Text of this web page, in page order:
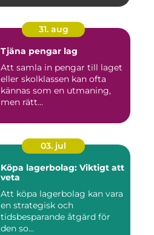
31. aug
Tjäna pengar lag
Att samla in pengar till laget
eller skolklassen kan ofta
kännas som en utmaning,
men rätt...
03. jul
Köpa lagerbolag: Viktigt att
veta
Att köpa lagerbolag kan vara
en strategisk och
tidsbesparande åtgärd för
den so...